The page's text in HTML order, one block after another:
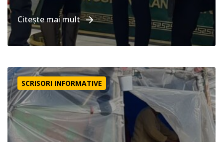
Citește mai mult
Ajutor în Turcia
SCRISORI INFORMATIVE